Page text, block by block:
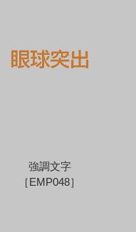
強調文字
［EMP048］